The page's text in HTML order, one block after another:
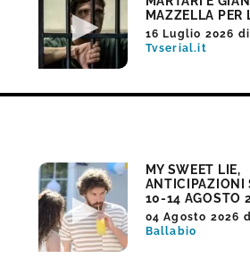
MAZZELLA PER
16 Luglio 2026 di
Tvserial.it
MY SWEET LIE,
ANTICIPAZIONI
10-14 AGOSTO
04 Agosto 2026
Ballabio